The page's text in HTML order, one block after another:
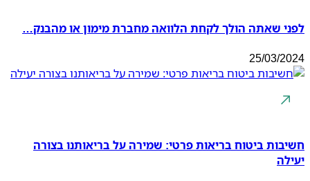
לפני שאתה הולך לקחת הלוואה מחברת מימון או מהבנק…
25/03/2024
חשיבות ביטוח בריאות פרטי: שמירה על בריאותנו בצורה
יעילה